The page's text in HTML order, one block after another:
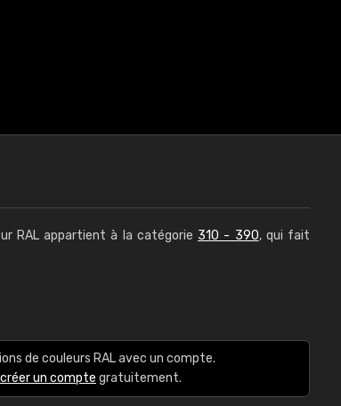
RAL appartient à la catégorie 310 - 390, qui fait
de couleurs RAL avec un compte.
créer un compte gratuitement.
RAL K7 à base d'eau